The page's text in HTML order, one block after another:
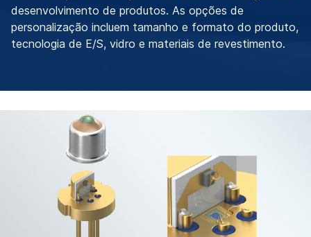
desenvolvimento de produtos. As opções de
personalização incluem tamanho e formato do produto,
tecnologia de E/S, vidro e materiais de revestimento.